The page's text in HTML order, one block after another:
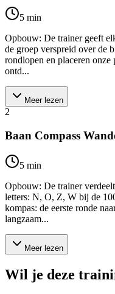
5 min
Opbouw: De trainer geeft
de groep verspreid over de
rondlopen en placeren
ontd...
Meer lezen
2
Baan Compass
5 min
Opbouw: De trainer
letters: N, O, Z, W bij de
kompas: de eerste ronde
langzaam...
Meer lezen
Wil je deze